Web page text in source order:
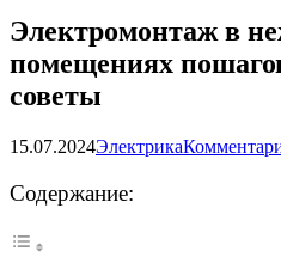
Электромонтаж в
помещениях
советы
15.07.2024Электрика
Содержание: